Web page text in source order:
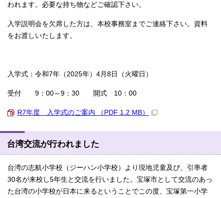
われます。必要な持ち物などご確認下さい。
入学説明会を欠席した方は、本校事務室までご連絡下さい。資料
をお渡しいたします。
入学式：令和7年（2025年）4月8日（火曜日）
受付 9：00～9：30 開式 10：00
R7年度 入学式のご案内 （PDF 1.2 MB）
台湾交流が行われました
台湾の志航小学校（ジーハン小学校）より現地児童及び、引率者
30名が来校し5年生と交流を行いました。宝塚市として交流のあっ
た台湾の小学校が日本に来るということでこの度、宝塚第一小学